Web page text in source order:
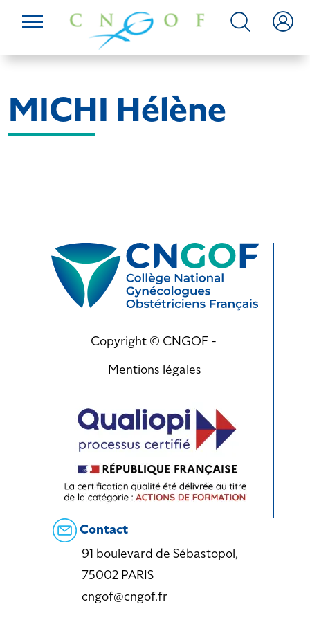
MICHI Hélène
Copyright © CNGOF -
Mentions légales
Contact
91 boulevard de Sébastopol,
75002 PARIS
cngof@cngof.fr